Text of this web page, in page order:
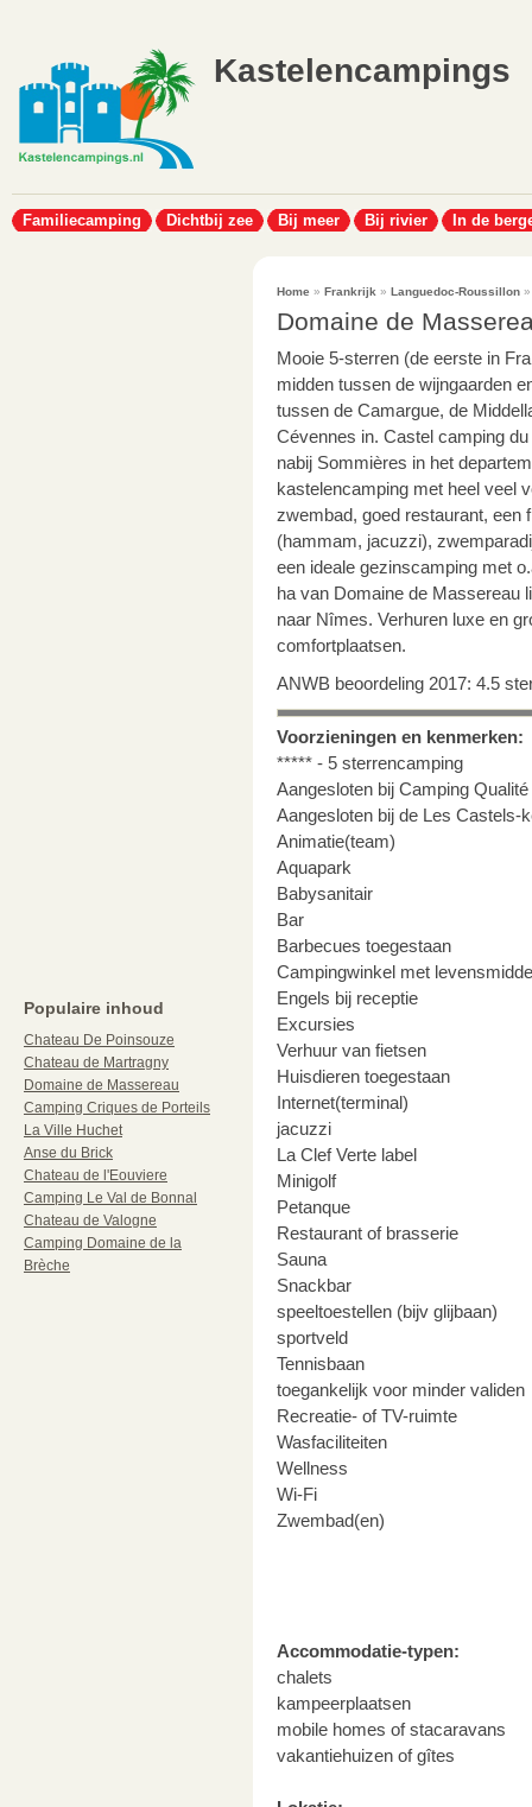
Kastelencampings
Familiecamping Dichtbij zee Bij meer Bij rivier In de
Populaire inhoud
Chateau De Poinsouze
Chateau de Martragny
Domaine de Massereau
Camping Criques de Porteils
La Ville Huchet
Anse du Brick
Chateau de l'Eouviere
Camping Le Val de Bonnal
Chateau de Valogne
Camping Domaine de la
Brèche
Home » Frankrijk » Languedoc-Roussillon
Domaine de
Mooie 5-sterren (de eerste in
midden tussen de wijngaarden
tussen de Camargue, de
Cévennes in. Castel camping
nabij Sommières in het
kastelencamping met heel veel
zwembad, goed restaurant, een
(hammam, jacuzzi),
een ideale gezinscamping met
ha van Domaine de Massereau
naar Nîmes. Verhuren luxe en
comfortplaatsen.
ANWB beoordeling 2017: 4.5
Voorzieningen en kenmerken:
***** - 5 sterrencamping
Aangesloten bij Camping Qualité
Aangesloten bij de Les Castels-
Animatie(team)
Aquapark
Babysanitair
Bar
Barbecues toegestaan
Campingwinkel met
Engels bij receptie
Excursies
Verhuur van fietsen
Huisdieren toegestaan
Internet(terminal)
jacuzzi
La Clef Verte label
Minigolf
Petanque
Restaurant of brasserie
Sauna
Snackbar
speeltoestellen (bijv glijbaan)
sportveld
Tennisbaan
toegankelijk voor minder validen
Recreatie- of TV-ruimte
Wasfaciliteiten
Wellness
Wi-Fi
Zwembad(en)
Accommodatie-typen:
chalets
kampeerplaatsen
mobile homes of stacaravans
vakantiehuizen of gîtes